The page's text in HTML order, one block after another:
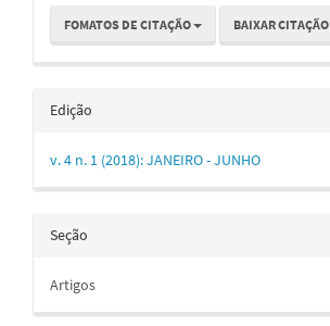
FOMATOS DE CITAÇÃO BAIXAR CITAÇÃO
Edição
v. 4 n. 1 (2018): JANEIRO - JUNHO
Seção
Artigos